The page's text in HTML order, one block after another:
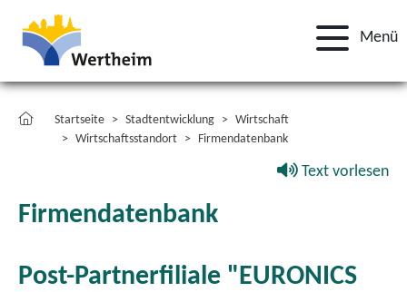
Menü
Startseite Stadtentwicklung
Wirtschaft
Wirtschaftsstandort
Firmendatenbank
Text vorlesen
Firmendatenbank
Post-Partnerfiliale "EURONICS